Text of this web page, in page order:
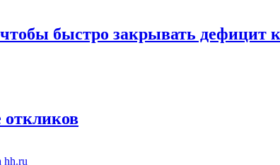
быстро закрывать дефицит
откликов